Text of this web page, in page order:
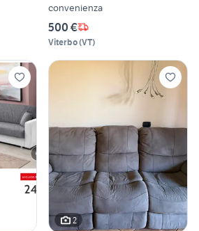
convenienza
500 €
Viterbo(VT)
2